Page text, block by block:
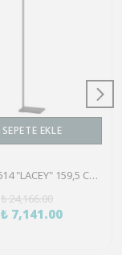
SEPETE EKLE
Eglo 43614 "LACEY" 159,5 Cm Yüksekliğinde Çelik, Ahşap Köşe Lambası Lambader
₺ 24,166.00
₺ 7,141.00